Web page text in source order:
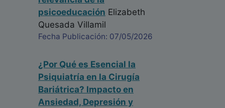
psicoeducación Elizabeth
Quesada Villamil
Fecha Publicación: 07/05/2026
¿Por Qué es Esencial la
Psiquiatría en la Cirugía
Bariátrica? Impacto en
Ansiedad, Depresión y